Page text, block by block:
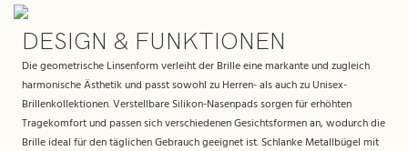
DESIGN & FUNKTIONEN
Die geometrische Linsenform verleiht der Brille eine markante und zugleich
harmonische Ästhetik und passt sowohl zu Herren- als auch zu Unisex-
Brillenkollektionen. Verstellbare Silikon-Nasenpads sorgen für erhöhten
Tragekomfort und passen sich verschiedenen Gesichtsformen an, wodurch die
Brille ideal für den täglichen Gebrauch geeignet ist. Schlanke Metallbügel mit